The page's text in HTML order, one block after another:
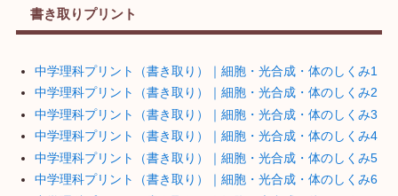
書き取りプリント
中学理科プリント（書き取り）｜細胞・光合成・体のしくみ1
中学理科プリント（書き取り）｜細胞・光合成・体のしくみ2
中学理科プリント（書き取り）｜細胞・光合成・体のしくみ3
中学理科プリント（書き取り）｜細胞・光合成・体のしくみ4
中学理科プリント（書き取り）｜細胞・光合成・体のしくみ5
中学理科プリント（書き取り）｜細胞・光合成・体のしくみ6